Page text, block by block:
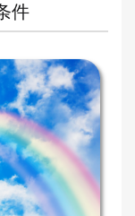
件